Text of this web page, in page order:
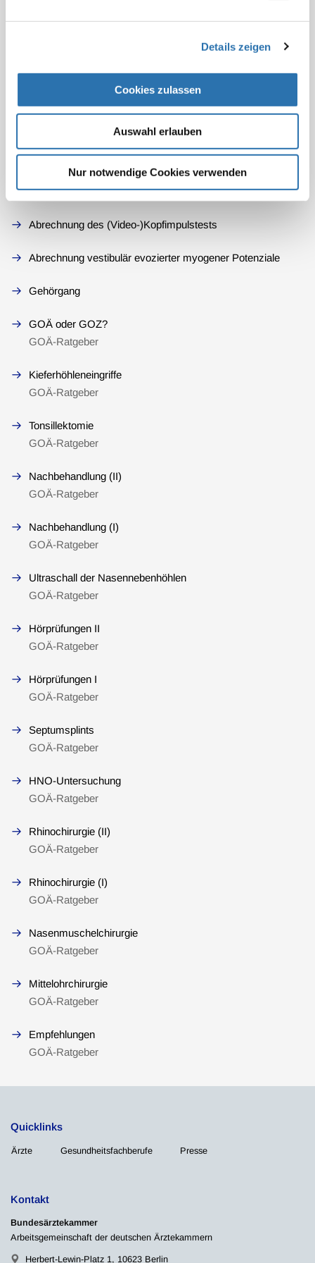
Details zeigen
Cookies zulassen
Auswahl erlauben
Nur notwendige Cookies verwenden
Mehr Informationen
Abrechnung der intratympanalen
Medikamenteneinbringung
Abrechnung des (Video-)Kopfimpulstests
Abrechnung vestibulär evozierter myogener Potenziale
Gehörgang
GOÄ oder GOZ?
GOÄ-Ratgeber
Kieferhöhleneingriffe
GOÄ-Ratgeber
Tonsillektomie
GOÄ-Ratgeber
Nachbehandlung (II)
GOÄ-Ratgeber
Nachbehandlung (I)
GOÄ-Ratgeber
Ultraschall der Nasennebenhöhlen
GOÄ-Ratgeber
Hörprüfungen II
GOÄ-Ratgeber
Hörprüfungen I
GOÄ-Ratgeber
Septumsplints
GOÄ-Ratgeber
HNO-Untersuchung
GOÄ-Ratgeber
Rhinochirurgie (II)
GOÄ-Ratgeber
Rhinochirurgie (I)
GOÄ-Ratgeber
Nasenmuschelchirurgie
GOÄ-Ratgeber
Mittelohrchirurgie
GOÄ-Ratgeber
Empfehlungen
GOÄ-Ratgeber
Quicklinks
Ärzte Gesundheitsfachberufe Presse
Kontakt
Bundesärztekammer
Arbeitsgemeinschaft der deutschen Ärztekammern
Herbert-Lewin-Platz 1, 10623 Berlin